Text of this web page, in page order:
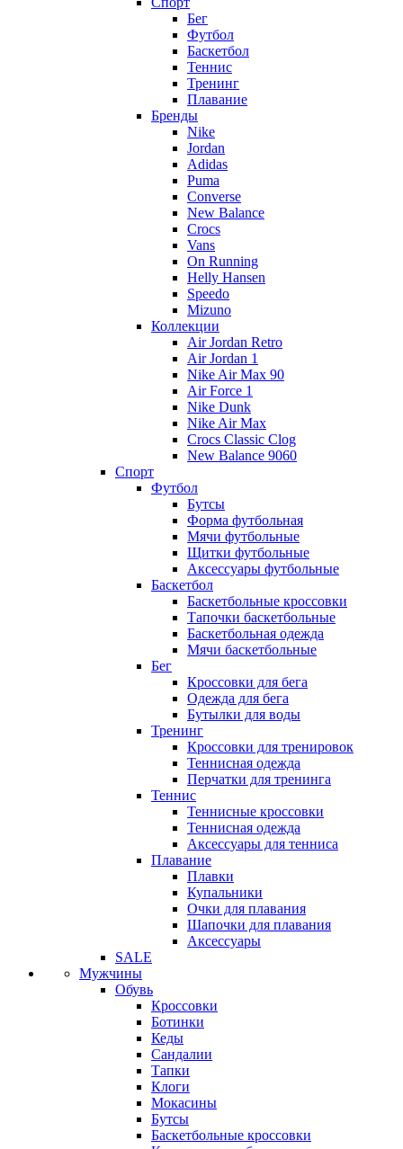
Бег
Футбол
Баскетбол
Теннис
Тренинг
Плавание
Бренды
Nike
Jordan
Adidas
Puma
Converse
New Balance
Crocs
Vans
On Running
Helly Hansen
Speedo
Mizuno
Коллекции
Air Jordan Retro
Air Jordan 1
Nike Air Max 90
Air Force 1
Nike Dunk
Nike Air Max
Crocs Classic Clog
New Balance 9060
Спорт
Футбол
Бутсы
Форма футбольная
Мячи футбольные
Щитки футбольные
Аксессуары футбольные
Баскетбол
Баскетбольные кроссовки
Тапочки баскетбольные
Баскетбольная одежда
Мячи баскетбольные
Бег
Кроссовки для бега
Одежда для бега
Бутылки для воды
Тренинг
Кроссовки для тренировок
Теннисная одежда
Перчатки для тренинга
Теннис
Теннисные кроссовки
Теннисная одежда
Аксессуары для тенниса
Плавание
Плавки
Купальники
Очки для плавания
Шапочки для плавания
Аксессуары
SALE
Мужчины
Обувь
Кроссовки
Ботинки
Кеды
Сандалии
Тапки
Клоги
Мокасины
Бутсы
Баскетбольные кроссовки